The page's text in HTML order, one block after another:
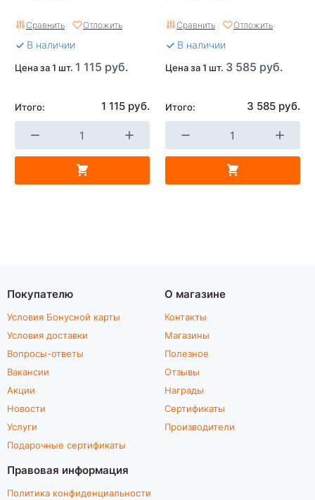
Сравнить Отложить
В наличии
Цена за 1 шт. 1 115 руб.
Итого: 1 115 руб.
Сравнить Отложить
В наличии
Цена за 1 шт. 3 585 руб.
Итого: 3 585 руб.
Покупателю
Условия Бонусной карты
Условия доставки
Вопросы-ответы
Вакансии
Акции
Новости
Услуги
Подарочные сертификаты
О магазине
Контакты
Магазины
Полезное
Отзывы
Награды
Сертификаты
Производители
Правовая информация
Политика конфиденциальности